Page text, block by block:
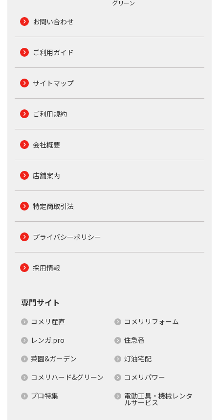
グリーン
お問い合わせ
ご利用ガイド
サイトマップ
ご利用規約
会社概要
店舗案内
特定商取引法
プライバシーポリシー
採用情報
専門サイト
コメリ産直
コメリリフォーム
レンガ.pro
住急番
菜園&ガーデン
灯油宅配
コメリハード&グリーン
コメリパワー
プロ特集
電動工具・機械レンタ
ルサービス